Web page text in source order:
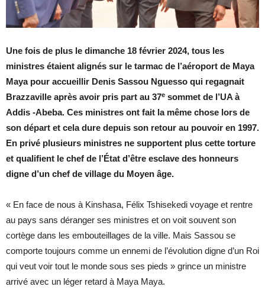
Une fois de plus le dimanche 18 février 2024, tous les
ministres étaient alignés sur le tarmac de l’aéroport de Maya
Maya pour accueillir Denis Sassou Nguesso qui regagnait
Brazzaville après avoir pris part au 37e sommet de l’UA à
Addis -Abeba. Ces ministres ont fait la même chose lors de
son départ et cela dure depuis son retour au pouvoir en 1997.
En privé plusieurs ministres ne supportent plus cette torture
et qualifient le chef de l’État d’être esclave des honneurs
digne d’un chef de village du Moyen âge.
« En face de nous à Kinshasa, Félix Tshisekedi voyage et rentre
au pays sans déranger ses ministres et on voit souvent son
cortège dans les embouteillages de la ville. Mais Sassou se
comporte toujours comme un ennemi de l’évolution digne d’un Roi
qui veut voir tout le monde sous ses pieds » grince un ministre
arrivé avec un léger retard à Maya Maya.